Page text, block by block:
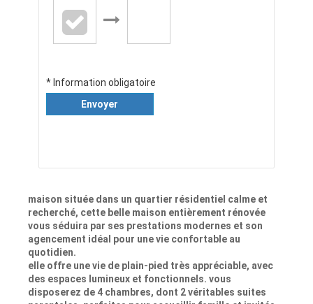
* Information obligatoire
Envoyer
maison située dans un quartier résidentiel calme et
recherché, cette belle maison entièrement rénovée
vous séduira par ses prestations modernes et son
agencement idéal pour une vie confortable au
quotidien.
elle offre une vie de plain-pied très appréciable, avec
des espaces lumineux et fonctionnels. vous
disposerez de 4 chambres, dont 2 véritables suites